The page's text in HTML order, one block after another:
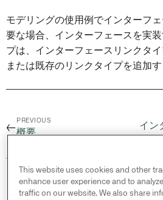
モデリングの使用例でインターフ
要な場合、インターフェースを実
プは、インターフェースリンクタ
または既存のリンクタイプを追加す
←
PREVIOUS
概要
イン
© 2026 Palantir Technologies
reserved.
This website uses cookies and other
enhance user experience and to
traffic on our website. We also share